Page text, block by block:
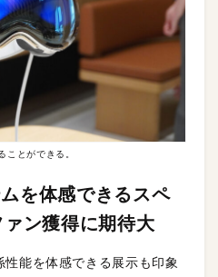
とができる。
を体感できるスペ
ン獲得に期待大
能を体感できる展示も印象